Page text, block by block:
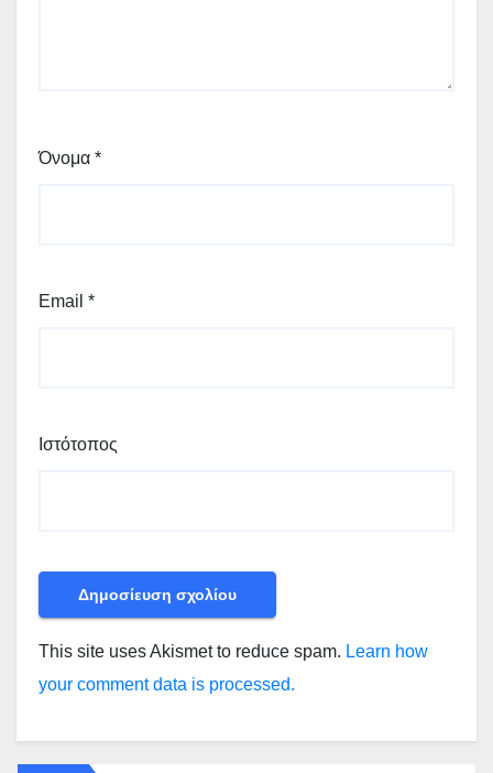
Όνομα *
Email *
Ιστότοπος
This site uses Akismet to reduce spam. Learn how
your comment data is processed.